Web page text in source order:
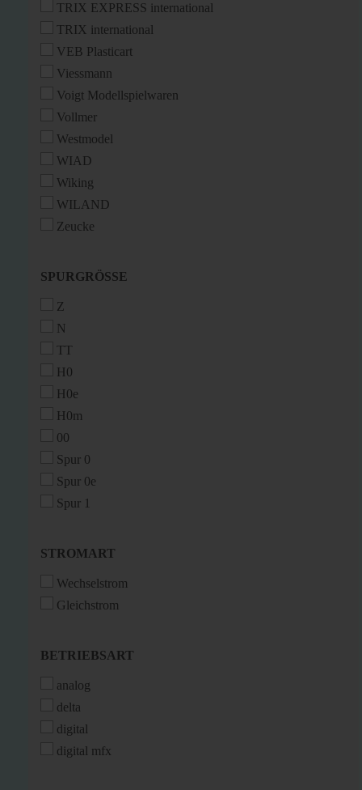
TRIX EXPRESS international
TRIX international
VEB Plasticart
Viessmann
Voigt Modellspielwaren
Vollmer
Westmodel
WIAD
Wiking
WILAND
Zeucke
SPURGRÖSSE
SPURGRÖSSE
Z
N
TT
H0
H0e
H0m
00
Spur 0
Spur 0e
Spur 1
STROMART
STROMART
Wechselstrom
Gleichstrom
BETRIEBSART
BETRIEBSART
analog
delta
digital
digital mfx